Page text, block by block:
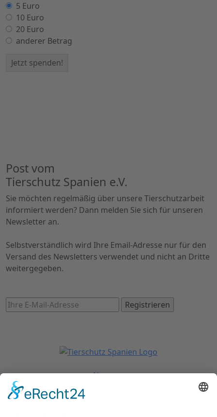
5 Euro
10 Euro
20 Euro
anderer Betrag
Jetzt spenden!
News
Post vom
Tierschutz Spanien e.V.
Sie möchten regelmäßig über unsere Tierschutzarbeit
informiert werden? Dann melden Sie sich für unseren
Newsletter an.
Selbstverständlich wird Ihre Email-Adresse nur für den
Versand des Newsletters verwendet und nicht an Dritte
weitergegeben.